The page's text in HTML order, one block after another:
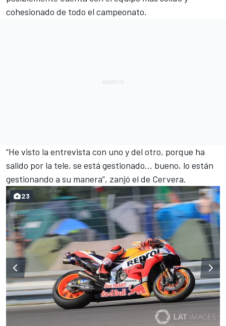
cohesionado de todo el campeonato.
“He visto la entrevista con uno y del otro, porque ha
salido por la tele, se está gestionado… bueno, lo están
gestionando a su manera”, zanjó el de Cervera.
23